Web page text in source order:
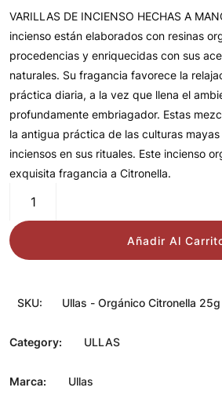
VARILLAS DE INCIENSO HECHAS A
incienso están elaborados con resinas
procedencias y enriquecidas con sus
naturales. Su fragancia favorece la
práctica diaria, a la vez que llena el
profundamente embriagador. Estas
la antigua práctica de las culturas
inciensos en sus rituales. Este incienso
exquisita fragancia a Citronella.
Incienso
Orgánico
cantidad
Añadir Al
SKU: Ullas - Orgánico Citronella
Category: ULLAS
Marca: Ullas